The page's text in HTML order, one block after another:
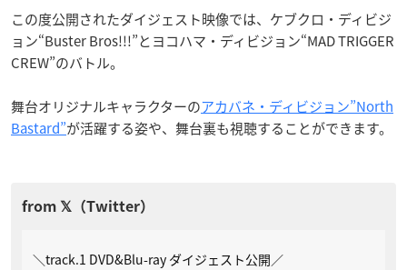
この度公開されたダイジェスト映像では、ケブクロ・ディビジ
ョン“Buster Bros!!!”とヨコハマ・ディビジョン“MAD TRIGGER
CREW”のバトル。
舞台オリジナルキャラクターのアカバネ・ディビジョン”North
Bastard”が活躍する姿や、舞台裏も視聴することができます。
＼track.1 DVD&Blu-ray ダイジェスト公開／